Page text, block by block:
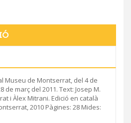
Museu de Montserrat, del 4 de
de març del 2011. Text: Josep M.
i Àlex Mitrani. Edició en català
2010 Pàgines: 28 Mides: